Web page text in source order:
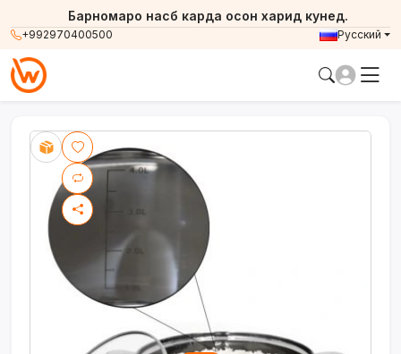
+992970400500
Барномаро насб карда осон харид кунед.
Русский